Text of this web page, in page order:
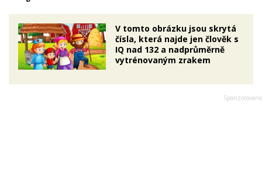
V tomto obrázku jsou skrytá
čísla, která najde jen člověk s
IQ nad 132 a nadprůměrně
vytrénovaným zrakem